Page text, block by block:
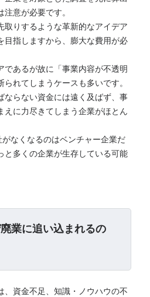
意が必要です。
取りするような革新的なアイデア
目指しますから、膨大な費用が必
であるが故に「事業内容が不透明
れてしまうケースも多いです。
ならない資金には遠く及ばず、事
えに力尽きてしまう企業がほとん
なくなるのはベンチャー企業だ
と多くの企業が生存している可能
業に追い込まれるの
、資金不足、知識・ノウハウの不